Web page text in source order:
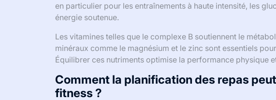
en particulier pour les entraînements à haute intensité, les
énergie soutenue.
Les vitamines telles que le complexe B soutiennent le
minéraux comme le magnésium et le zinc sont essentiels
Équilibrer ces nutriments optimise la performance physique
Comment la planification des repas
fitness ?